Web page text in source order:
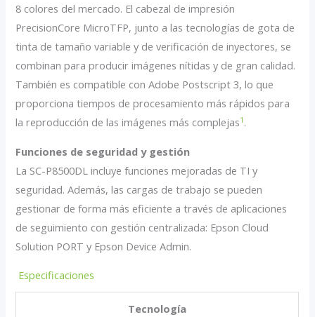
8 colores del mercado. El cabezal de impresión
PrecisionCore MicroTFP, junto a las tecnologías de gota de
tinta de tamaño variable y de verificación de inyectores, se
combinan para producir imágenes nítidas y de gran calidad.
También es compatible con Adobe Postscript 3, lo que
proporciona tiempos de procesamiento más rápidos para
la reproducción de las imágenes más complejas1 .
Funciones de seguridad y gestión
La SC-P8500DL incluye funciones mejoradas de TI y
seguridad. Además, las cargas de trabajo se pueden
gestionar de forma más eficiente a través de aplicaciones
de seguimiento con gestión centralizada: Epson Cloud
Solution PORT y Epson Device Admin.
Especificaciones
Tecnología